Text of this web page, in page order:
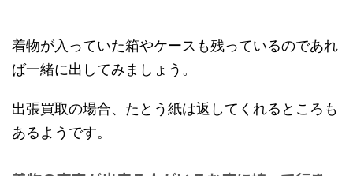
着物が入っていた箱やケースも残っているのであれ
ば一緒に出してみましょう。
出張買取の場合、たとう紙は返してくれるところも
あるようです。